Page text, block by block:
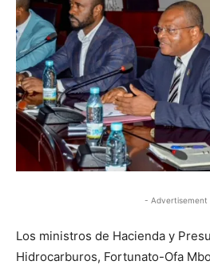
- Advertisement
Los ministros de Hacienda y
Hidrocarburos, Fortunato-Ofa